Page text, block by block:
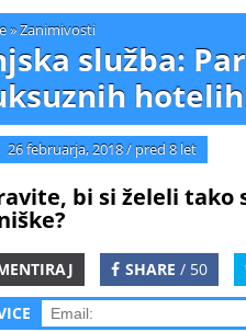
»Zanimivosti
služba:
hotelih
26 februarja, 2018/ pred 8 let
bi si želeli tako
SHARE / 50